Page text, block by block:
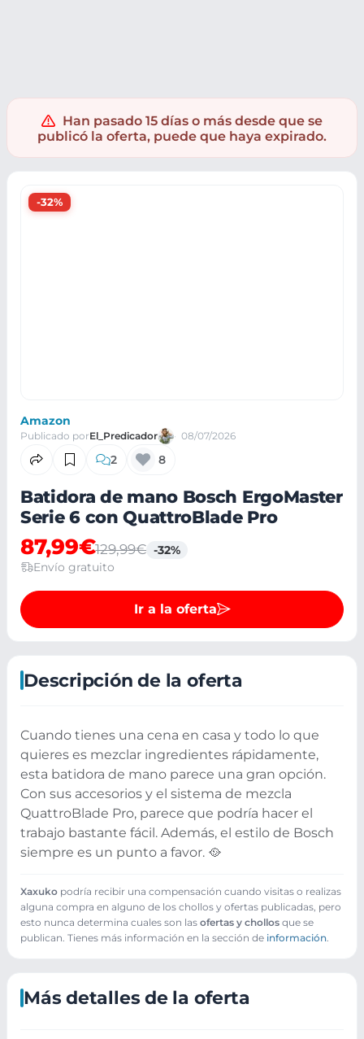
Han pasado 15 días o más desde que se
publicó la oferta, puede que haya expirado.
-32%
Amazon
Publicado porEl_Predicador 08/07/2026
2 8
Batidora de mano Bosch ErgoMaster
Serie 6 con QuattroBlade Pro
87,99€129,99€ -32%
Envío gratuito
Ir a la oferta
Descripción de la oferta
Cuando tienes una cena en casa y todo lo que
quieres es mezclar ingredientes rápidamente,
esta batidora de mano parece una gran opción.
Con sus accesorios y el sistema de mezcla
QuattroBlade Pro, parece que podría hacer el
trabajo bastante fácil. Además, el estilo de Bosch
siempre es un punto a favor. 🥘
Xaxuko podría recibir una compensación cuando visitas o realizas
alguna compra en alguno de los chollos y ofertas publicadas, pero
esto nunca determina cuales son las ofertas y chollos que se
publican. Tienes más información en la sección de información.
Más detalles de la oferta